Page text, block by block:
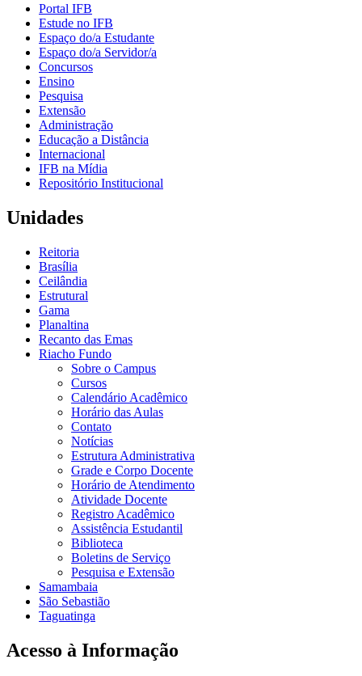
Portal IFB
Estude no IFB
Espaço do/a Estudante
Espaço do/a Servidor/a
Concursos
Ensino
Pesquisa
Extensão
Administração
Educação a Distância
Internacional
IFB na Mídia
Repositório Institucional
Unidades
Reitoria
Brasília
Ceilândia
Estrutural
Gama
Planaltina
Recanto das Emas
Riacho Fundo
Sobre o Campus
Cursos
Calendário Acadêmico
Horário das Aulas
Contato
Notícias
Estrutura Administrativa
Grade e Corpo Docente
Horário de Atendimento
Atividade Docente
Registro Acadêmico
Assistência Estudantil
Biblioteca
Boletins de Serviço
Pesquisa e Extensão
Samambaia
São Sebastião
Taguatinga
Acesso à Informação